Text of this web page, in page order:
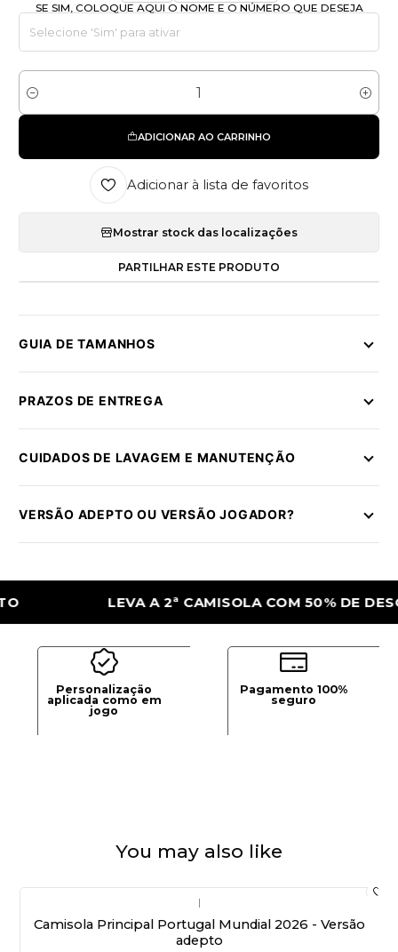
SE SIM, COLOQUE AQUI O NOME E O NÚMERO QUE DESEJA
Quantidade
ADICIONAR AO CARRINHO
Adicionar à lista de favoritos
Mostrar stock das localizações
PARTILHAR ESTE PRODUTO
GUIA DE TAMANHOS
PRAZOS DE ENTREGA
CUIDADOS DE LAVAGEM E MANUTENÇÃO
VERSÃO ADEPTO OU VERSÃO JOGADOR?
LEVA A 2ª CAMISOLA COM 50% DE DESCONTO
Personalização
aplicada como em
jogo
Pagamento 100%
seguro
You may also like
|
Camisola Principal Portugal Mundial 2026 - Versão
adepto